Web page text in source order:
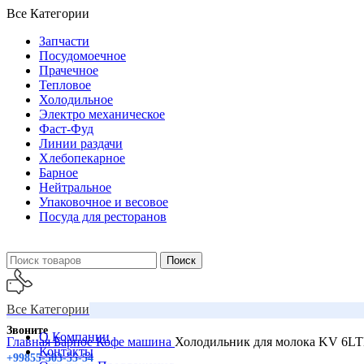
Все Категории
Запчасти
Посудомоечное
Прачечное
Тепловое
Холодильное
Электро механическое
Фаст-Фуд
Линии раздачи
Хлебопекарное
Барное
Нейтральное
Упаковочное и весовое
Посуда для ресторанов
Поиск
Звоните
+99855-503-55-54
Все Категории
О Компании
Контакты
ГлавнаяБарноеКофе машина Холодильник для молока KV